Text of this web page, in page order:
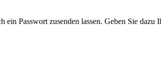
Passwort zusenden lassen. Geben Sie dazu